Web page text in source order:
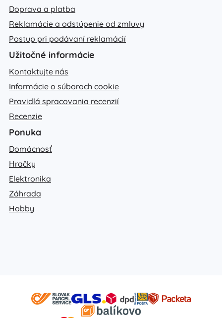
Doprava a platba
Reklamácie a odstúpenie od zmluvy
Postup pri podávaní reklamácií
Užitočné informácie
Kontaktujte nás
Informácie o súboroch cookie
Pravidlá spracovania recenzií
Recenzie
Ponuka
Domácnosť
Hračky
Elektronika
Záhrada
Hobby